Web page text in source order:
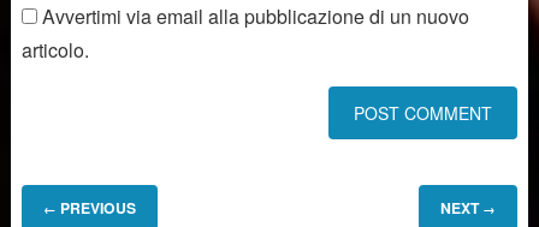
Avvertimi via email alla pubblicazione di un nuovo
articolo.
← PREVIOUS NEXT →